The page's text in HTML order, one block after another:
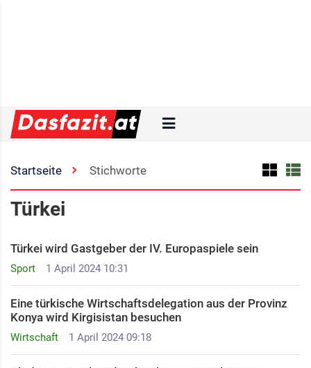
Startseite Stichworte
Türkei
Sport 1 April 2024 10:31
Türkei wird Gastgeber der IV. Europaspiele sein
Wirtschaft 1 April 2024 09:18
Eine türkische Wirtschaftsdelegation aus der Provinz
Konya wird Kirgisistan besuchen